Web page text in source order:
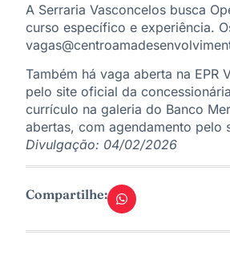
A Serraria Vasconcelos busca
curso específico e experiência.
Também há vaga aberta na
pelo site oficial da
currículo na galeria do Banco
abertas, com agendamento pelo
Divulgação: 04/02/2026
Compartilhe: